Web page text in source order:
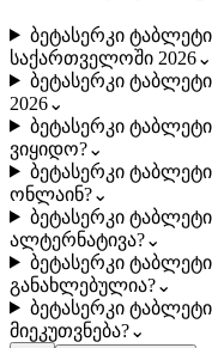
ბეტასერკი
საქართველოში 2026⌄
ბეტასერკი
2026⌄
ბეტასერკი
ვიყიდო?⌄
ბეტასერკი
ონლაინ?⌄
ბეტასერკი
ალტერნატივა?⌄
ბეტასერკი ტაბლეტი
განახლებულია?⌄
ბეტასერკი
მიეკუთვნება?⌄